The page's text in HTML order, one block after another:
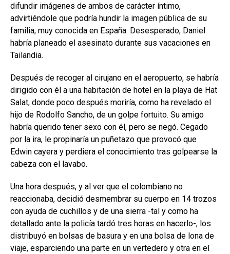
difundir imágenes de ambos de carácter íntimo,
advirtiéndole que podría hundir la imagen pública de su
familia, muy conocida en España. Desesperado, Daniel
habría planeado el asesinato durante sus vacaciones en
Tailandia.
Después de recoger al cirujano en el aeropuerto, se habría
dirigido con él a una habitación de hotel en la playa de Hat
Salat, donde poco después moriría, como ha revelado el
hijo de Rodolfo Sancho, de un golpe fortuito. Su amigo
habría querido tener sexo con él, pero se negó. Cegado
por la ira, le propinaría un puñetazo que provocó que
Edwin cayera y perdiera el conocimiento tras golpearse la
cabeza con el lavabo.
Una hora después, y al ver que el colombiano no
reaccionaba, decidió desmembrar su cuerpo en 14 trozos
con ayuda de cuchillos y de una sierra -tal y como ha
detallado ante la policía tardó tres horas en hacerlo-, los
distribuyó en bolsas de basura y en una bolsa de lona de
viaje, esparciendo una parte en un vertedero y otra en el